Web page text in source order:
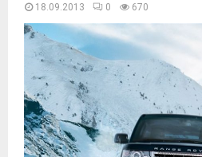
18.09.2013 0 670